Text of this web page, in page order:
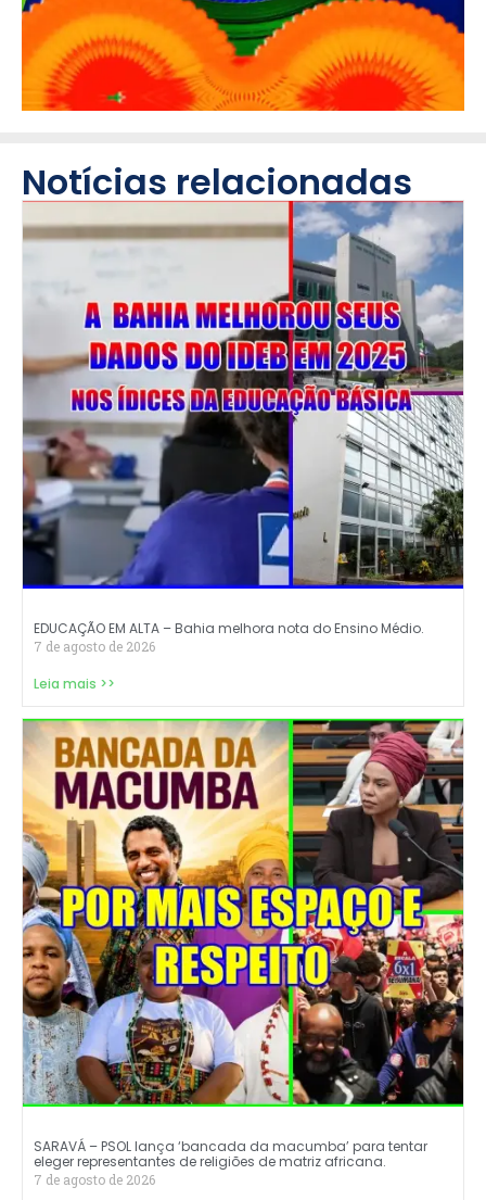
Notícias relacionadas
EDUCAÇÃO EM ALTA – Bahia melhora nota do Ensino Médio.
7 de agosto de 2026
Leia mais >>
SARAVÁ – PSOL lança ‘bancada da macumba’ para tentar
eleger representantes de religiões de matriz africana.
7 de agosto de 2026